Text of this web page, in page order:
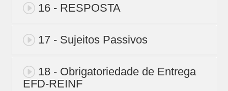
16 - RESPOSTA
17 - Sujeitos Passivos
18 - Obrigatoriedade de Entrega
EFD-REINF